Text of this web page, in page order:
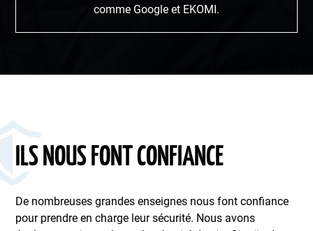
comme Google et EKOMI.
ILS NOUS FONT CONFIANCE
De nombreuses grandes enseignes nous font confiance
pour prendre en charge leur sécurité. Nous avons